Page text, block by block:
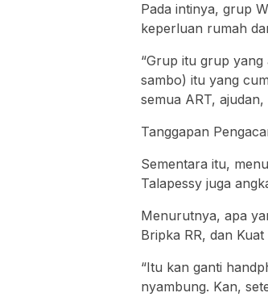
Pada intinya, grup
keperluan rumah
“Grup itu grup
sambo) itu yang
semua ART,
Tanggapan
Sementara itu,
Talapessy juga
Menurutnya, apa
Bripka RR, dan
“Itu kan ganti
nyambung. Kan,